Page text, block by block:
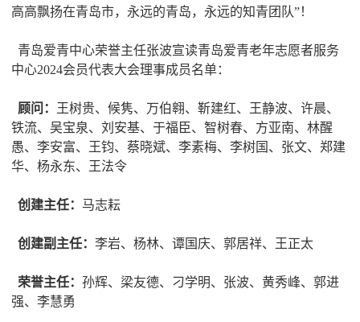
高高飘扬在青岛市，永远的青岛，永远的知青团队”！
青岛爱青中心荣誉主任张波宣读青岛爱青老年志愿者服务
中心2024会员代表大会理事成员名单：
顾问：
王树贵、候隽、万伯翱、靳建红、王静波、许晨、
铁流、吴宝泉、刘安基、于福臣、智树春、方亚南、林醒
愚、李安富、王钧、蔡晓斌、李素梅、李树国、张文、郑建
华、杨永东、王法令
创建主任： 马志耘
创建副主任： 李岩、杨林、谭国庆、郭居祥、王正太
荣誉主任： 孙辉、梁友德、刁学明、张波、黄秀峰、郭进
强、李慧勇